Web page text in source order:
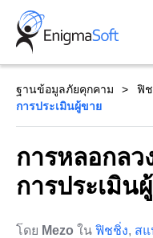
Skip
content
ฐานข้อมูลภัยคุกคาม ฟิ
การประเมินผู้ขาย
การหลอกลว
การประเมิน
โดย Mezo ใน ฟิชชิ่ง, สแ